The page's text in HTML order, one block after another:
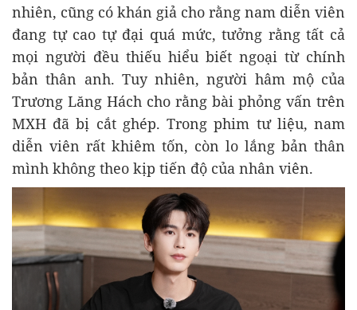
nhiên, cũng có khán giả cho rằng nam diễn viên
đang tự cao tự đại quá mức, tưởng rằng tất cả
mọi người đều thiếu hiểu biết ngoại từ chính
bản thân anh. Tuy nhiên, người hâm mộ của
Trương Lăng Hách cho rằng bài phỏng vấn trên
MXH đã bị cắt ghép. Trong phim tư liệu, nam
diễn viên rất khiêm tốn, còn lo lắng bản thân
mình không theo kịp tiến độ của nhân viên.